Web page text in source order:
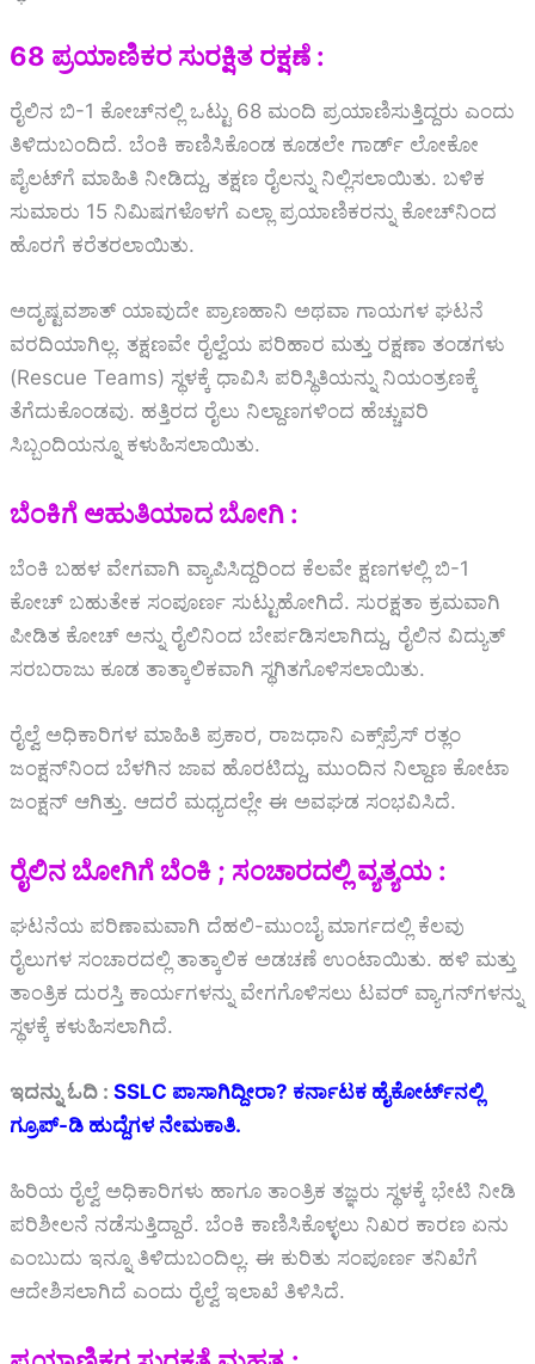
68 ಪ್ರಯಾಣಿಕರ ಸುರಕ್ಷಿತ ರಕ್ಷಣೆ :
ರೈಲಿನ ಬಿ-1 ಕೋಚ್‌ನಲ್ಲಿ ಒಟ್ಟು 68 ಮಂದಿ ಪ್ರಯಾಣಿಸುತ್ತಿದ್ದರು ಎಂದು
ತಿಳಿದುಬಂದಿದೆ. ಬೆಂಕಿ ಕಾಣಿಸಿಕೊಂಡ ಕೂಡಲೇ ಗಾರ್ಡ್ ಲೋಕೋ
ಪೈಲಟ್‌ಗೆ ಮಾಹಿತಿ ನೀಡಿದ್ದು, ತಕ್ಷಣ ರೈಲನ್ನು ನಿಲ್ಲಿಸಲಾಯಿತು. ಬಳಿಕ
ಸುಮಾರು 15 ನಿಮಿಷಗಳೊಳಗೆ ಎಲ್ಲಾ ಪ್ರಯಾಣಿಕರನ್ನು ಕೋಚ್‌ನಿಂದ
ಹೊರಗೆ ಕರೆತರಲಾಯಿತು.
ಅದೃಷ್ಟವಶಾತ್ ಯಾವುದೇ ಪ್ರಾಣಹಾನಿ ಅಥವಾ ಗಾಯಗಳ ಘಟನೆ
ವರದಿಯಾಗಿಲ್ಲ. ತಕ್ಷಣವೇ ರೈಲ್ವೆಯ ಪರಿಹಾರ ಮತ್ತು ರಕ್ಷಣಾ ತಂಡಗಳು
(Rescue Teams) ಸ್ಥಳಕ್ಕೆ ಧಾವಿಸಿ ಪರಿಸ್ಥಿತಿಯನ್ನು ನಿಯಂತ್ರಣಕ್ಕೆ
ತೆಗೆದುಕೊಂಡವು. ಹತ್ತಿರದ ರೈಲು ನಿಲ್ದಾಣಗಳಿಂದ ಹೆಚ್ಚುವರಿ
ಸಿಬ್ಬಂದಿಯನ್ನೂ ಕಳುಹಿಸಲಾಯಿತು.
ಬೆಂಕಿಗೆ ಆಹುತಿಯಾದ ಬೋಗಿ :
ಬೆಂಕಿ ಬಹಳ ವೇಗವಾಗಿ ವ್ಯಾಪಿಸಿದ್ದರಿಂದ ಕೆಲವೇ ಕ್ಷಣಗಳಲ್ಲಿ ಬಿ-1
ಕೋಚ್ ಬಹುತೇಕ ಸಂಪೂರ್ಣ ಸುಟ್ಟುಹೋಗಿದೆ. ಸುರಕ್ಷತಾ ಕ್ರಮವಾಗಿ
ಪೀಡಿತ ಕೋಚ್ ಅನ್ನು ರೈಲಿನಿಂದ ಬೇರ್ಪಡಿಸಲಾಗಿದ್ದು, ರೈಲಿನ ವಿದ್ಯುತ್
ಸರಬರಾಜು ಕೂಡ ತಾತ್ಕಾಲಿಕವಾಗಿ ಸ್ಥಗಿತಗೊಳಿಸಲಾಯಿತು.
ರೈಲ್ವೆ ಅಧಿಕಾರಿಗಳ ಮಾಹಿತಿ ಪ್ರಕಾರ, ರಾಜಧಾನಿ ಎಕ್ಸ್‌ಪ್ರೆಸ್ ರತ್ಲಂ
ಜಂಕ್ಷನ್‌ನಿಂದ ಬೆಳಗಿನ ಜಾವ ಹೊರಟಿದ್ದು, ಮುಂದಿನ ನಿಲ್ದಾಣ ಕೋಟಾ
ಜಂಕ್ಷನ್ ಆಗಿತ್ತು. ಆದರೆ ಮಧ್ಯದಲ್ಲೇ ಈ ಅವಘಡ ಸಂಭವಿಸಿದೆ.
ರೈಲಿನ ಬೋಗಿಗೆ ಬೆಂಕಿ ; ಸಂಚಾರದಲ್ಲಿ ವ್ಯತ್ಯಯ :
ಘಟನೆಯ ಪರಿಣಾಮವಾಗಿ ದೆಹಲಿ-ಮುಂಬೈ ಮಾರ್ಗದಲ್ಲಿ ಕೆಲವು
ರೈಲುಗಳ ಸಂಚಾರದಲ್ಲಿ ತಾತ್ಕಾಲಿಕ ಅಡಚಣೆ ಉಂಟಾಯಿತು. ಹಳಿ ಮತ್ತು
ತಾಂತ್ರಿಕ ದುರಸ್ತಿ ಕಾರ್ಯಗಳನ್ನು ವೇಗಗೊಳಿಸಲು ಟವರ್ ವ್ಯಾಗನ್‌ಗಳನ್ನು
ಸ್ಥಳಕ್ಕೆ ಕಳುಹಿಸಲಾಗಿದೆ.
ಇದನ್ನು ಓದಿ : SSLC ಪಾಸಾಗಿದ್ದೀರಾ? ಕರ್ನಾಟಕ ಹೈಕೋರ್ಟ್‌ನಲ್ಲಿ
ಗ್ರೂಪ್-ಡಿ ಹುದ್ದೆಗಳ ನೇಮಕಾತಿ.
ಹಿರಿಯ ರೈಲ್ವೆ ಅಧಿಕಾರಿಗಳು ಹಾಗೂ ತಾಂತ್ರಿಕ ತಜ್ಞರು ಸ್ಥಳಕ್ಕೆ ಭೇಟಿ ನೀಡಿ
ಪರಿಶೀಲನೆ ನಡೆಸುತ್ತಿದ್ದಾರೆ. ಬೆಂಕಿ ಕಾಣಿಸಿಕೊಳ್ಳಲು ನಿಖರ ಕಾರಣ ಏನು
ಎಂಬುದು ಇನ್ನೂ ತಿಳಿದುಬಂದಿಲ್ಲ. ಈ ಕುರಿತು ಸಂಪೂರ್ಣ ತನಿಖೆಗೆ
ಆದೇಶಿಸಲಾಗಿದೆ ಎಂದು ರೈಲ್ವೆ ಇಲಾಖೆ ತಿಳಿಸಿದೆ.